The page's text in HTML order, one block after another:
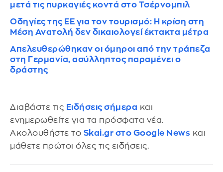
μετά τις πυρκαγιές κοντά στο Τσέρνομπιλ
Οδηγίες της ΕΕ για τον τουρισμό: Η κρίση στη
Μέση Ανατολή δεν δικαιολογεί έκτακτα μέτρα
Απελευθερώθηκαν οι όμηροι από την τράπεζα
στη Γερμανία, ασύλληπτος παραμένει ο
δράστης
Διαβάστε τις Ειδήσεις σήμερα και
ενημερωθείτε για τα πρόσφατα νέα.
Ακολουθήστε το Skai.gr στο Google News και
μάθετε πρώτοι όλες τις ειδήσεις.